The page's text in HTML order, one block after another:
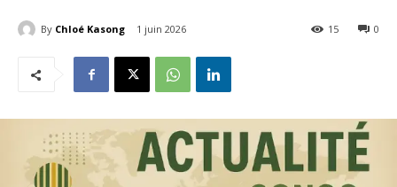
By Chloé Kasong 1 juin 2026 0
15